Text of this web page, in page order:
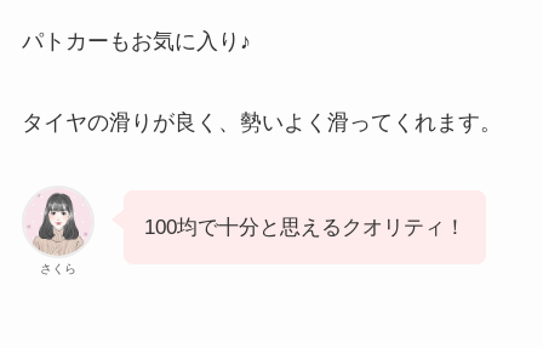
パトカーもお気に入り♪
タイヤの滑りが良く、勢いよく滑ってくれます。
さくら
100均で十分と思えるクオリティ！